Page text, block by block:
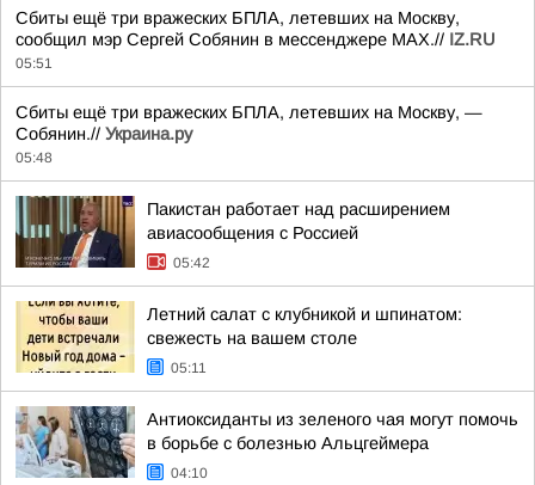
Сбиты ещё три вражеских БПЛА, летевших на Москву,
сообщил мэр Сергей Собянин в мессенджере MAX.// IZ.RU
05:51
Сбиты ещё три вражеских БПЛА, летевших на Москву, —
Собянин.// Украина.ру
05:48
Пакистан работает над расширением
авиасообщения с Россией
05:42
Летний салат с клубникой и шпинатом:
свежесть на вашем столе
05:11
Антиоксиданты из зеленого чая могут помочь
в борьбе с болезнью Альцгеймера
04:10